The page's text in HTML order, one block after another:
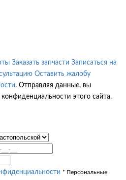
Заказать запчасти Записаться на
Оставить жалобу
. Отправляя данные, вы
этого сайта.
* Персональные